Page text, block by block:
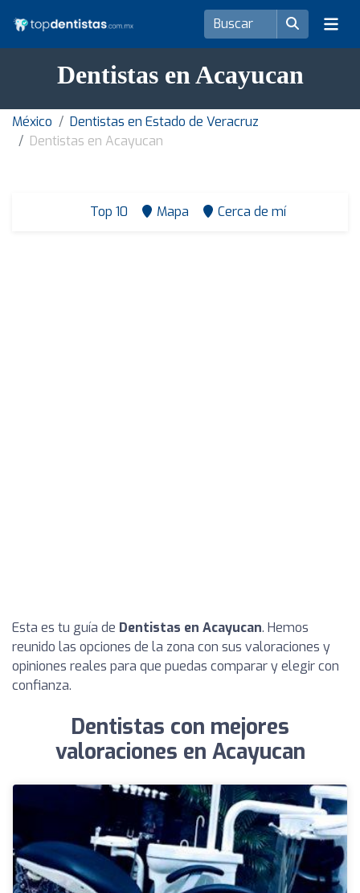
Dentistas en Acayucan
México
Dentistas en Estado de Veracruz
Dentistas en Acayucan
Top 10 Mapa Cerca de mí
Esta es tu guía de Dentistas en Acayucan. Hemos
reunido las opciones de la zona con sus valoraciones y
opiniones reales para que puedas comparar y elegir con
confianza.
Dentistas con mejores
valoraciones en Acayucan